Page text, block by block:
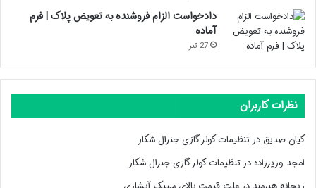
دادخواست الزام فروشنده به تعویض پلاک | فرم
آماده
27 تیر
نظرات کاربران
کیان صدیق در تنظیمات کولر گازی جنرال شکار
امجد وزیرزاده در تنظیمات کولر گازی جنرال شکار